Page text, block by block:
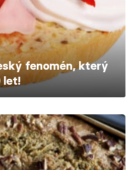
fenomén, který
let!